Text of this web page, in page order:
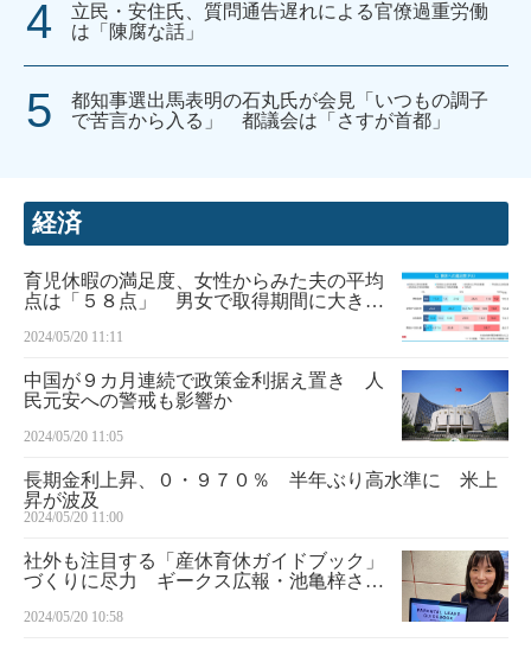
立民・安住氏、質問通告遅れによる官僚過重労働
は「陳腐な話」
都知事選出馬表明の石丸氏が会見「いつもの調子
で苦言から入る」 都議会は「さすが首都」
経済
育児休暇の満足度、女性からみた夫の平均
点は「５８点」 男女で取得期間に大きな
2024/05/20 11:11
中国が９カ月連続で政策金利据え置き 人
民元安への警戒も影響か
2024/05/20 11:05
長期金利上昇、０・９７０％ 半年ぶり高水準に 米上
昇が波及
2024/05/20 11:00
社外も注目する「産休育休ガイドブック」
づくりに尽力 ギークス広報・池亀梓さ
2024/05/20 10:58